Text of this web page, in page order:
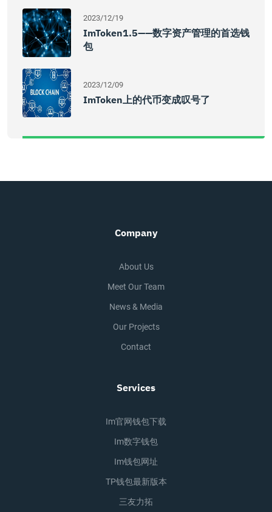
2023/12/19
ImToken1.5——数字资产管理的首选钱
包
2023/12/09
ImToken上的代币变成叹号了
Company
About Us
Meet Our Team
News & Media
Our Projects
Contact
Services
Im官网钱包下载
Im数字钱包
Im钱包网址
TP钱包最新版本
三友力拓